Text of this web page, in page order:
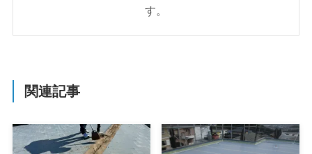
す。
関連記事